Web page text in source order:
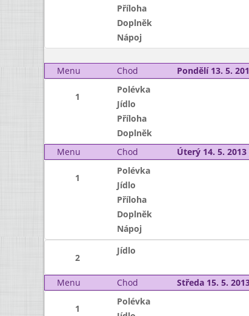
Příloha
Doplněk
Nápoj
Menu
Chod Pondělí 13. 5.
1
Polévka
Jídlo
Příloha
Doplněk
Menu
Chod Úterý 14. 5. 2013
1
Polévka
Jídlo
Příloha
Doplněk
Nápoj
2
Jídlo
Menu Chod Středa 15. 5.
1
Polévka